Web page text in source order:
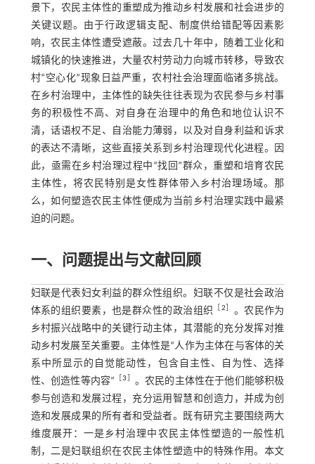
景下，农民主体性的重塑成为推动乡村发展和社会进步的
关键议题。由于行政逻辑支配、制度供给错配等因素影
响，农民主体性遭受遮蔽。过去几十年中，随着工业化和
城镇化的快速推进，大量农村劳动力向城市转移，导致农
村“空心化”现象日益严重，农村社会治理面临诸多挑战。
在乡村治理中，主体性的缺失往往表现为农民参与乡村事
务的积极性不高、对自身在治理中的角色和地位认识不
清，话语权不足、自治能力薄弱，以及对自身利益和诉求
的表达不清晰，这些直接关系到乡村治理现代化进程。因
此，亟需在乡村治理过程中“找回”群众，重塑和培育农民
主体性，将农民特别是女性群体带入乡村治理场域。那
么，如何塑造农民主体性便成为当前乡村治理实践中最紧
迫的问题。
一、问题提出与文献回顾
妇联是代表妇女利益的群众性组织。妇联不仅是社会政治
体系的组织要素，也是群众性的政治组织
2
。农民作为
乡村振兴战略中的关键行动主体，其潜能的充分发挥对推
动乡村发展至关重要。主体性是“人作为主体在与客体的关
系中所显示的自觉能动性，包含自主性、自为性、选择
性、创造性等内容” ［3
。农民的主体性在于他们能够积极
参与创造和发展过程，充分运用智慧和创造力，并成为创
造和发展成果的所有者和受益者。既有研究主要围绕两大
维度展开：一是乡村治理中农民主体性塑造的一般性机
制，二是妇联组织在农民主体性塑造中的特殊作用。本文